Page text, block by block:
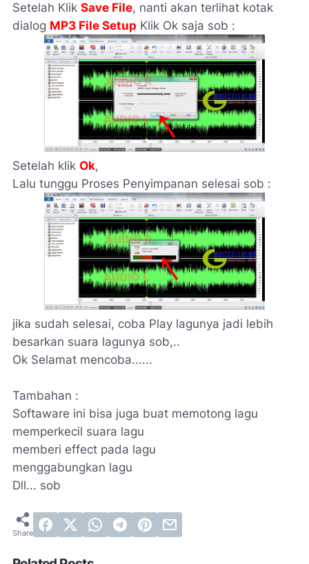
Setelah Klik Save File, nanti akan terlihat kotak
dialog MP3 File Setup Klik Ok saja sob :
Setelah klik Ok,
Lalu tunggu Proses Penyimpanan selesai sob :
jika sudah selesai, coba Play lagunya jadi lebih
besarkan suara lagunya sob,..
Ok Selamat mencoba......
Tambahan :
Softaware ini bisa juga buat memotong lagu
memperkecil suara lagu
memberi effect pada lagu
menggabungkan lagu
Dll... sob